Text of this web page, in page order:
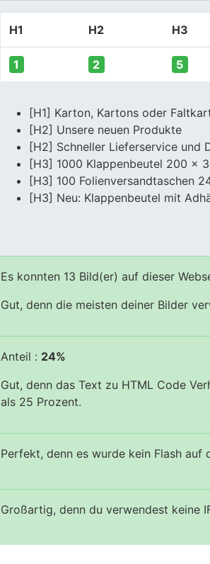
H1 H2 H3
1 2 5
[H1] Karton, Kartons oder
[H2] Unsere neuen Produkte
[H2] Schneller Lieferservice und
[H3] 1000 Klappenbeutel 200 x
[H3] 100 Folienversandtaschen
[H3] Neu: Klappenbeutel mit
Es konnten 13 Bild(er) auf dieser
Gut, denn die meisten deiner Bilder
Anteil : 24%
Gut, denn das Text zu HTML Code
als 25 Prozent.
Perfekt, denn es wurde kein Flash auf
Großartig, denn du verwendest keine